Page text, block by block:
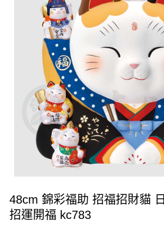
48cm 錦彩福助 招福招財貓
招運開福 kc783